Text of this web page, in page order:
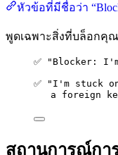
หัวข้อที่มีชื่อว่า
พูดเฉพาะสิ่งที่บล็อกคุณ
✅ "Blocker:
✅ "I'm stuck
a foreign
สถานการณ์กา